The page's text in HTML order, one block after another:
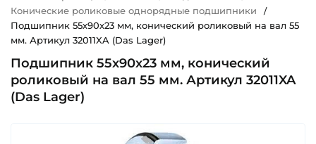
Конические роликовые однорядные подшипники /
Подшипник 55х90х23 мм, конический роликовый на вал 55
мм. Артикул 32011XA (Das Lager)
Подшипник 55х90х23 мм, конический
роликовый на вал 55 мм. Артикул 32011XA
(Das Lager)